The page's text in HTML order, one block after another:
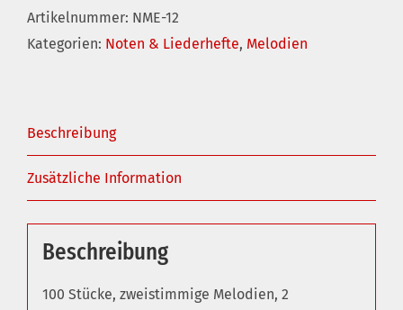
Artikelnummer: NME-12
Kategorien: Noten & Liederhefte, Melodien
Beschreibung
Zusätzliche Information
Beschreibung
100 Stücke, zweistimmige Melodien, 2